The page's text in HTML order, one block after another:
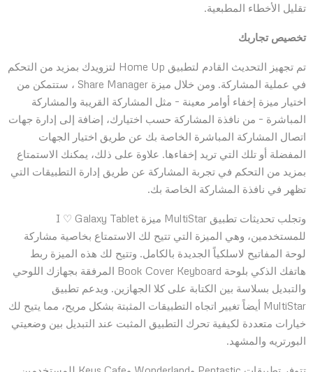
تقليل الأخطاء المطبعية.
تخصيص تجاربك
تم تجهيز التحديث القادم لتطبيق Home Up لتزويدك بمزيد من التحكم
في عملية المشاركة. ومن خلال ميزة Share Manager ، ستتمكن من
اختيار ميزة إخفاء أوامر معينة – مثل المشاركة القريبة والمشاركة
المباشرة – من نافذة المشاركة حسب اختيارك، إضافة إلى إدارة جهات
اتصال المشاركة المباشرة الخاصة بك عن طريق اختيار الجهات
المفضلة أو تلك التي تريد إخفاءها. علاوة على ذلك، يمكنك الاستمتاع
بمزيد من التحكم في تجربة المشاركة عن طريق إدارة التطبيقات التي
تظهر في نافذة المشاركة الخاصة بك.
للمستخدمين، وهي الميزة التي تتيح لك الاستمتاع بخاصية مشاركة
لوحة المفاتيح لاسلكياً الجديدة بالكامل. وتتيح لك هذه الميزة ربط
هاتفك الذكي بلوحة Book Cover Keyboard المرفقة بجهازك اللوحي
والتبديل بسلاسة بين الكتابة على كلا الجهازين. ويدعم تطبيق
MultiStar أيضاً تغيير اتجاه التطبيقات المثبتة بشكل مريح، مما يتيح لك
خيارات متعددة لكيفية تحرك التطبيق المثبت عند التبديل بين وضعيتي
البورتريه والمشهد.